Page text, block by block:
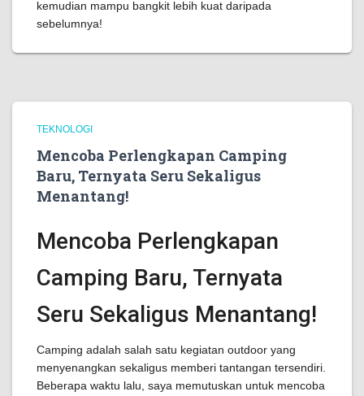
kemudian mampu bangkit lebih kuat daripada
sebelumnya!
TEKNOLOGI
Mencoba Perlengkapan Camping
Baru, Ternyata Seru Sekaligus
Menantang!
Mencoba Perlengkapan
Camping Baru, Ternyata
Seru Sekaligus Menantang!
Camping adalah salah satu kegiatan outdoor yang
menyenangkan sekaligus memberi tantangan tersendiri.
Beberapa waktu lalu, saya memutuskan untuk mencoba